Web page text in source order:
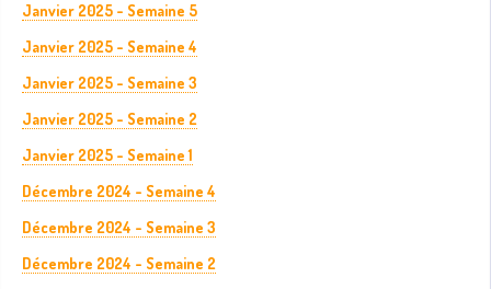
Janvier 2025 - Semaine 5
Janvier 2025 - Semaine 4
Janvier 2025 - Semaine 3
Janvier 2025 - Semaine 2
Janvier 2025 - Semaine 1
Décembre 2024 - Semaine 4
Décembre 2024 - Semaine 3
Décembre 2024 - Semaine 2